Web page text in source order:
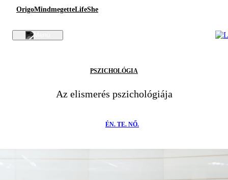
OrigoMindmegetteLifeShe
PSZICHOLÓGIA
Az elismerés pszichológiája
ÉN. TE. NŐ.